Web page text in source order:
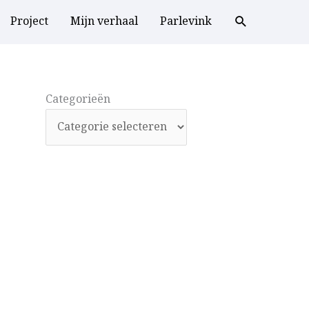
Project Mijn verhaal Parlevink
Categorieën
Categorieën